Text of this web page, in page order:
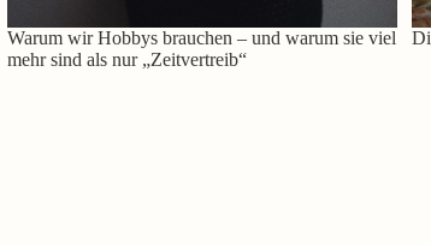
Warum wir Hobbys brauchen – und warum sie viel
mehr sind als nur „Zeitvertreib“